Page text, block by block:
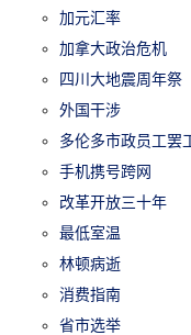
加元汇率
加拿大政治危机
四川大地震周年祭
外国干涉
多伦多市政员工罢
手机携号跨网
改革开放三十年
最低室温
林顿病逝
消费指南
省市选举